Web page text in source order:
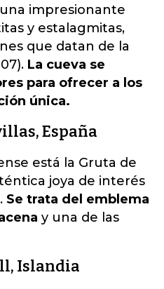
impresionante
y estalagmitas,
que datan de la
La cueva se
para ofrecer a los
única.
España
está la Gruta de
joya de interés
Se trata del emblema
y una de las
Islandia